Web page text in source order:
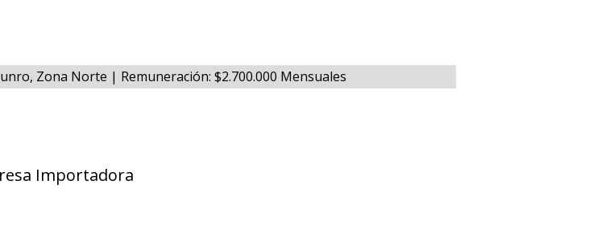
Zona Norte | Remuneración: $2.700.000 Mensuales
Importadora